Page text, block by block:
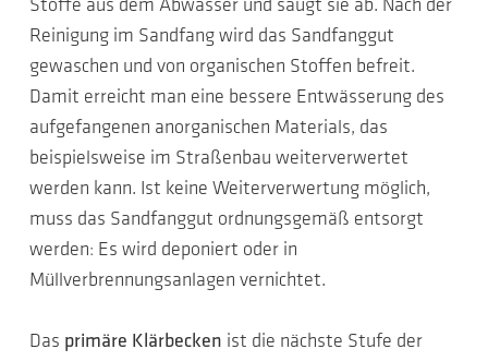
Stoffe aus dem Abwasser und saugt sie ab. Nach der
Reinigung im Sandfang wird das Sandfanggut
gewaschen und von organischen Stoffen befreit.
Damit erreicht man eine bessere Entwässerung des
aufgefangenen anorganischen Materials, das
beispielsweise im Straßenbau weiterverwertet
werden kann. Ist keine Weiterverwertung möglich,
muss das Sandfanggut ordnungsgemäß entsorgt
werden: Es wird deponiert oder in
Müllverbrennungsanlagen vernichtet.
Das primäre Klärbecken ist die nächste Stufe der